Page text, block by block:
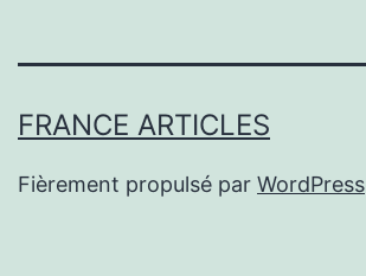
FRANCE ARTICLES
Fièrement propulsé par WordPress